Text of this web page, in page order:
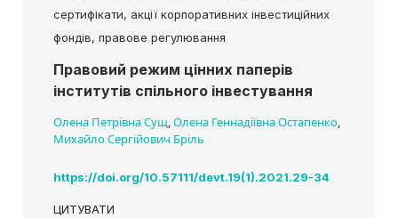
сертифікати, акції корпоративних інвестиційних
фондів, правове регулювання
Правовий режим цінних паперів
інститутів спільного інвестування
Олена Петрівна Сущ,Олена Геннадіївна Остапенко,
Михайло Сергійович Бріль
https://doi.org/10.57111/devt.19(1).2021.29-34
ЦИТУВАТИ